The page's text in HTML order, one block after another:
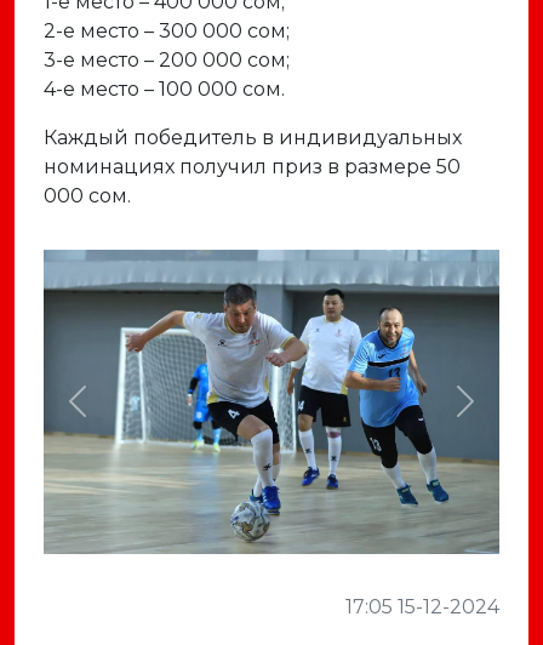
2-е место – 300 000 сом;
3-е место – 200 000 сом;
4-е место – 100 000 сом.
Каждый победитель в индивидуальных
номинациях получил приз в размере 50
000 сом.
Previous Next
17:05 15-12-2024